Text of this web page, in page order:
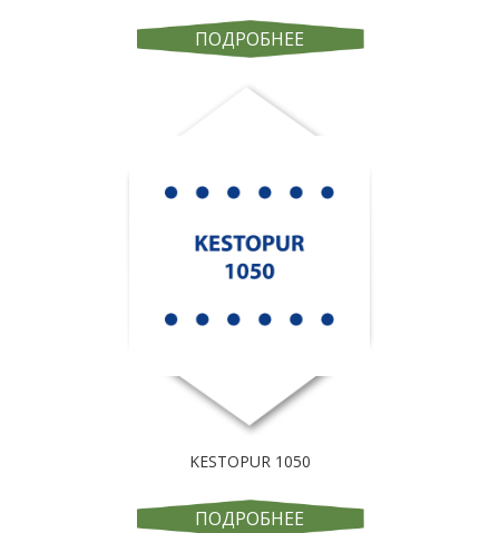
ПОДРОБНЕЕ
KESTOPUR 1050
ПОДРОБНЕЕ